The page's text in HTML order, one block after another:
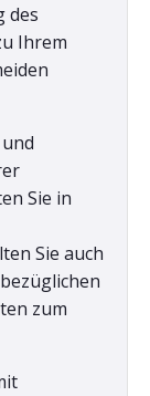
des
Ihrem
Sie in
Sie auch
zum